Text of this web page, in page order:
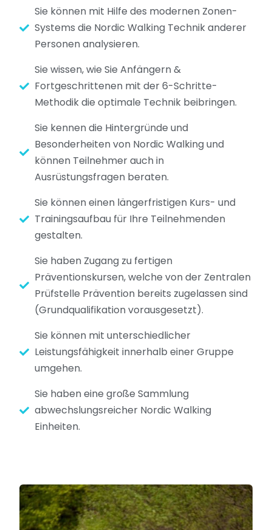
Sie können mit Hilfe des modernen Zonen-
Systems die Nordic Walking Technik anderer
Personen analysieren.
Sie wissen, wie Sie Anfängern &
Fortgeschrittenen mit der 6-Schritte-
Methodik die optimale Technik beibringen.
Sie kennen die Hintergründe und
Besonderheiten von Nordic Walking und
können Teilnehmer auch in
Ausrüstungsfragen beraten.
Sie können einen längerfristigen Kurs- und
Trainingsaufbau für Ihre Teilnehmenden
gestalten.
Sie haben Zugang zu fertigen
Präventionskursen, welche von der Zentralen
Prüfstelle Prävention bereits zugelassen sind
(Grundqualifikation vorausgesetzt).
Sie können mit unterschiedlicher
Leistungsfähigkeit innerhalb einer Gruppe
umgehen.
Sie haben eine große Sammlung
abwechslungsreicher Nordic Walking
Einheiten.